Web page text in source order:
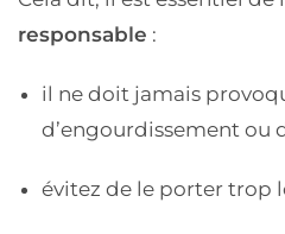
responsable :
il ne doit jamais
d’engourdissement ou
évitez de le porter trop